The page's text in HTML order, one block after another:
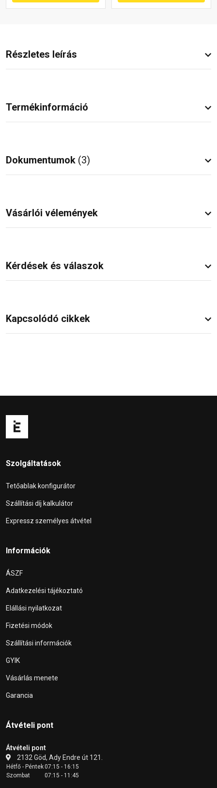
Részletes leírás
Termékinformáció
Dokumentumok (3)
Vásárlói vélemények
Kérdések és válaszok
Kapcsolódó cikkek
Szolgáltatások
Tetőablak konfigurátor
Szállítási díj kalkulátor
Expressz személyes átvétel
Információk
ÁSZF
Adatkezelési tájékoztató
Elállási nyilatkozat
Fizetési módok
Szállítási információk
GYIK
Vásárlás menete
Garancia
Átvételi pont
Átvételi pont
2132 Göd, Ady Endre út 121.
Hétfő - Péntek07:15 - 16:15
Szombat
07:15 - 11:45